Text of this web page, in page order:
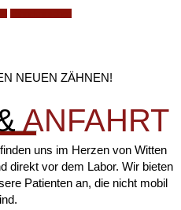
NEUEN ZÄHNEN!
ANFAHRT
uns im Herzen von Witten
direkt vor dem Labor. Wir bieten
Patienten an, die nicht mobil